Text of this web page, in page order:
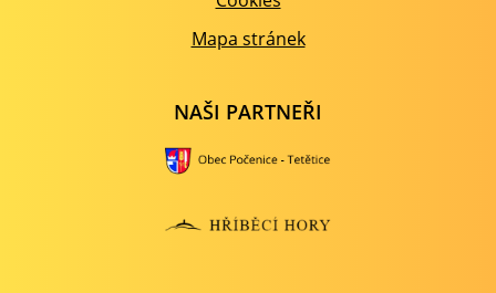
Mapa stránek
NAŠI PARTNEŘI